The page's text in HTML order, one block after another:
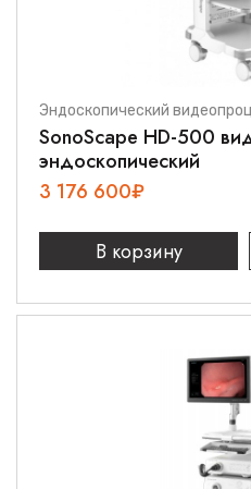
Эндоскопический
SonoScape HD-500
эндоскопический
3 176 600₽
В корзину